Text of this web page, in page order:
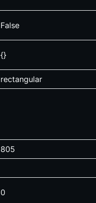
False
{}
rectangular
805
0